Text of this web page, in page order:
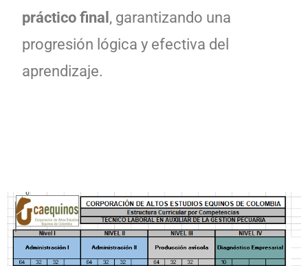
práctico final , garantizando una
progresión lógica y efectiva del
aprendizaje.